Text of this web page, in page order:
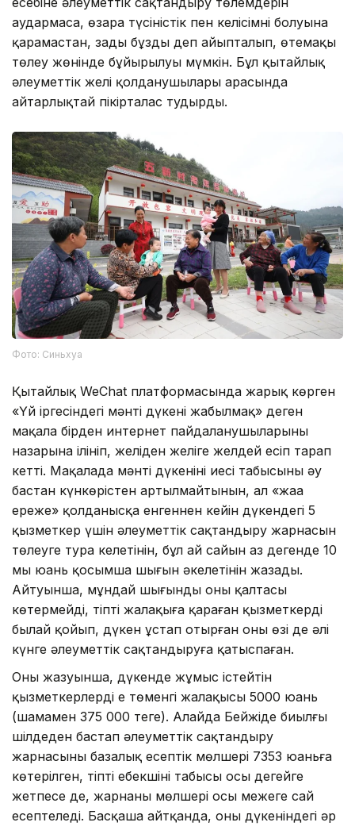
аудармаса, өзара түсіністік пен келісімнің болуына
қарамастан, заңды бұзды деп айыпталып, өтемақы
төлеу жөнінде бұйырылуы мүмкін. Бұл қытайлық
әлеуметтік желі қолданушылары арасында
айтарлықтай пікірталас тудырды.
Фото: Синьхуа
Қытайлық WeChat платформасында жарық көрген
«Үй іргесіндегі мәнті дүкені жабылмақ» деген
мақала бірден интернет пайдаланушыларының
назарына ілініп, желіден желіге желдей есіп тарап
кетті. Мақалада мәнті дүкенінің иесі табысының әу
бастан күнкөрістен артылмайтынын, ал «жаңа
ереже» қолданысқа енгеннен кейін дүкендегі 5
қызметкер үшін әлеуметтік сақтандыру жарнасын
төлеуге тура келетінін, бұл ай сайын аз дегенде 10
мың юань қосымша шығын әкелетінін жазады.
Айтуынша, мұндай шығынды оның қалтасы
көтермейді, тіпті жалақыға қараған қызметкерді
былай қойып, дүкен ұстап отырған оның өзі де әлі
күнге әлеуметтік сақтандыруға қатыспаған.
Оның жазуынша, дүкенде жұмыс істейтін
қызметкерлердің ең төменгі жалақысы 5000 юань
(шамамен 375 000 теңге). Алайда Бейжіңде биылғы
шілдеден бастап әлеуметтік сақтандыру
жарнасының базалық есептік мөлшері 7353 юаньға
көтерілген, тіпті еңбекшінің табысы осы деңгейге
жетпесе де, жарнаның мөлшері осы межеге сай
есептеледі. Басқаша айтқанда, оның дүкеніндегі әр